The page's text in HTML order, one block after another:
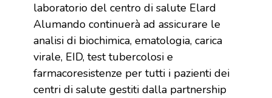
laboratorio del centro di salute Elard
Alumando continuerà ad assicurare le
analisi di biochimica, ematologia, carica
virale, EID, test tubercolosi e
farmacoresistenze per tutti i pazienti dei
centri di salute gestiti dalla partnership